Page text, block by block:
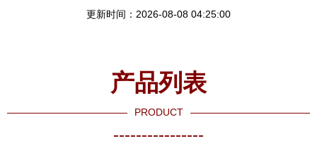
更新时间：2026-08-08 04:25:00
产品列表
PRODUCT
----------------